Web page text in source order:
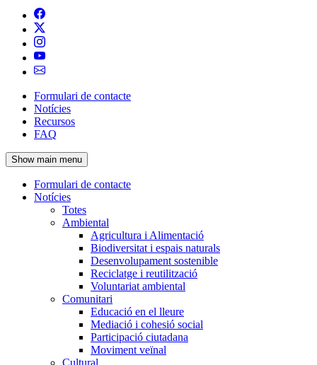
Navegació
principal
de
l'encapçalament
Formulari de contacte
Notícies
Recursos
FAQ
Show main menu
Navegació
principal
Formulari de contacte
Notícies
Totes
Ambiental
Agricultura i Alimentació
Biodiversitat i espais naturals
Desenvolupament sostenible
Reciclatge i reutilització
Voluntariat ambiental
Comunitari
Educació en el lleure
Mediació i cohesió social
Participació ciutadana
Moviment veïnal
Cultural